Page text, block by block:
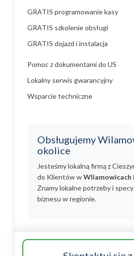
GRATIS programowanie kasy
GRATIS szkolenie obsługi
GRATIS dojazd i instalacja
Pomoc z dokumentami do US
Lokalny serwis gwarancyjny
Wsparcie techniczne
Obsługujemy
okolice
Jesteśmy lokalną firmą z
do Klientów wWliamowicach
Znamy lokalne potrzeby i
biznesu w regionie.